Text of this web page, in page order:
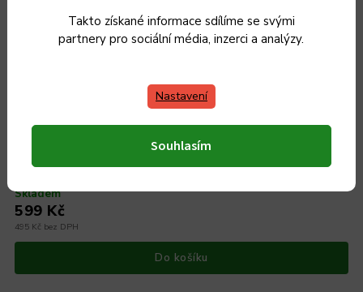
Takto získané informace sdílíme se svými
partnery pro sociální média, inzerci a analýzy.
Nastavení
Souhlasím
Skladem
495 Kč bez DPH
599 Kč
Do košíku